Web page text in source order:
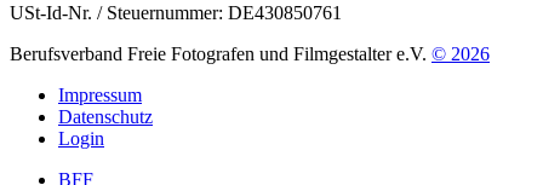
USt-Id-Nr. / Steuernummer: DE430850761
Berufsverband Freie Fotografen und Filmgestalter e.V. © 2026
Impressum
Datenschutz
Login
BFF